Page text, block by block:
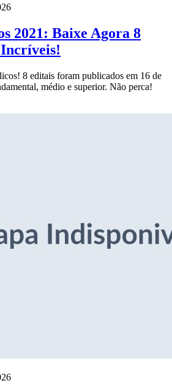
2021: Baixe Agora 8
8 editais foram publicados em 16 de
médio e superior. Não perca!